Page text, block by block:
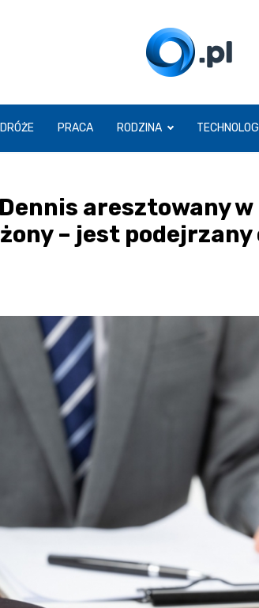
O.pl
PRACA RODZINA
aresztowany w
– jest podejrzany